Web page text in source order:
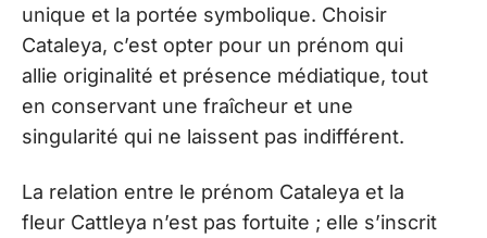
unique et la portée symbolique. Choisir
Cataleya, c’est opter pour un prénom qui
allie originalité et présence médiatique, tout
en conservant une fraîcheur et une
singularité qui ne laissent pas indifférent.
La relation entre le prénom Cataleya et la
fleur Cattleya n’est pas fortuite ; elle s’inscrit